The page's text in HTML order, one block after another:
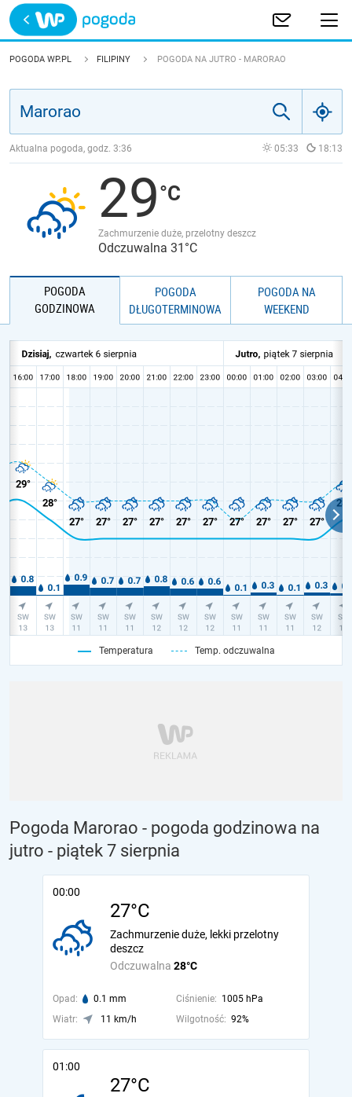
Trwa ładowanie
POLSKA
JAKOŚĆ POWIETRZA
POGODA WP.PL FILIPINY POGODA NA JUTRO - MARORAO
Aktualna pogoda, godz. 3:36 05:33 18:13
29
Zachmurzenie duże, przelotny deszcz
Odczuwalna 31°C
POGODA
GODZINOWA
POGODA
DŁUGOTERMINOWA
POGODA NA
WEEKEND
Temperatura Temp. odczuwalna
Pogoda Marorao - pogoda godzinowa na
jutro - piątek 7 sierpnia
00:00
27°C
Odczuwalna 28°C
Zachmurzenie duże, lekki przelotny
deszcz
Opad: 0.1 mm Ciśnienie: 1005 hPa
Wiatr:
11 km/h Wilgotność: 92%
01:00
27°C